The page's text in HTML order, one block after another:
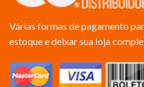
Várias formas de pagamento
estoque e deixar sua loja